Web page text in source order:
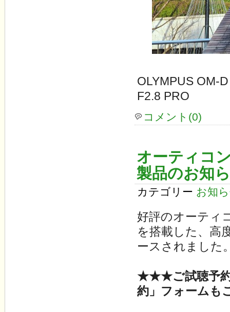
OLYMPUS
F2.8 PRO
コメント(0)
オーティコ
製品のお知
カテゴリー お知
好評のオーティ
を搭載した、高
ースされました
★★★ご試聴予約
約」フォーム